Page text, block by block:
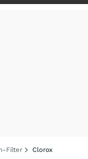
Filter Clorox